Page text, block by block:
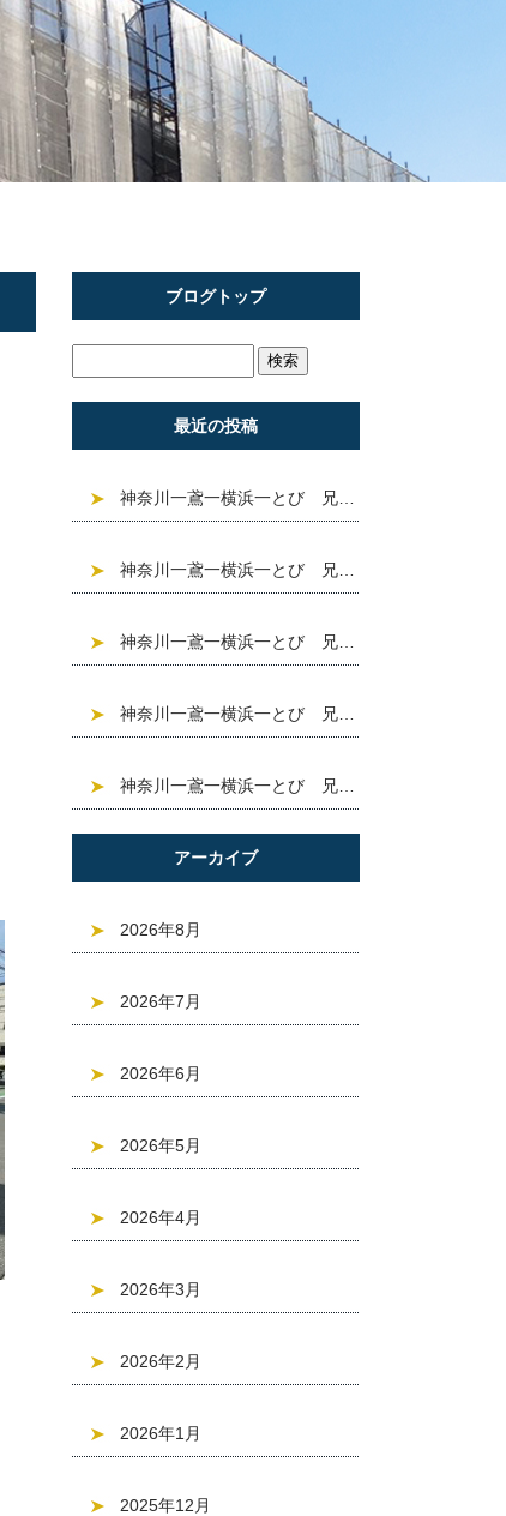
ブログトップ
最近の投稿
アーカイブ
2026年8月
2026年7月
2026年6月
2026年5月
2026年4月
2026年3月
2026年2月
2026年1月
2025年12月